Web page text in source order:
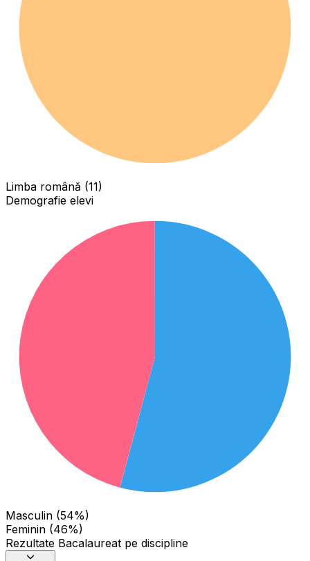
Limba română (11)
Demografie elevi
Masculin (54%)
Feminin (46%)
Rezultate Bacalaureat pe discipline